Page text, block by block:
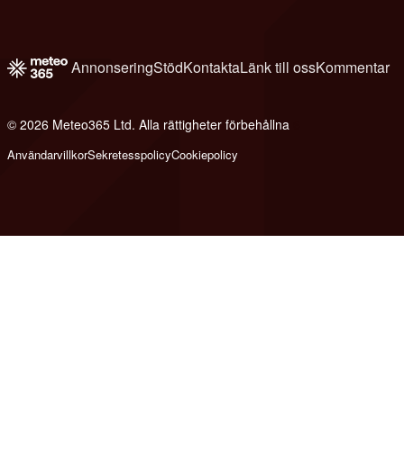
AnnonseringStödKontaktaLänk till ossKommentar
© 2026 Meteo365 Ltd. Alla rättigheter förbehållna
AnvändarvillkorSekretesspolicyCookiepolicy